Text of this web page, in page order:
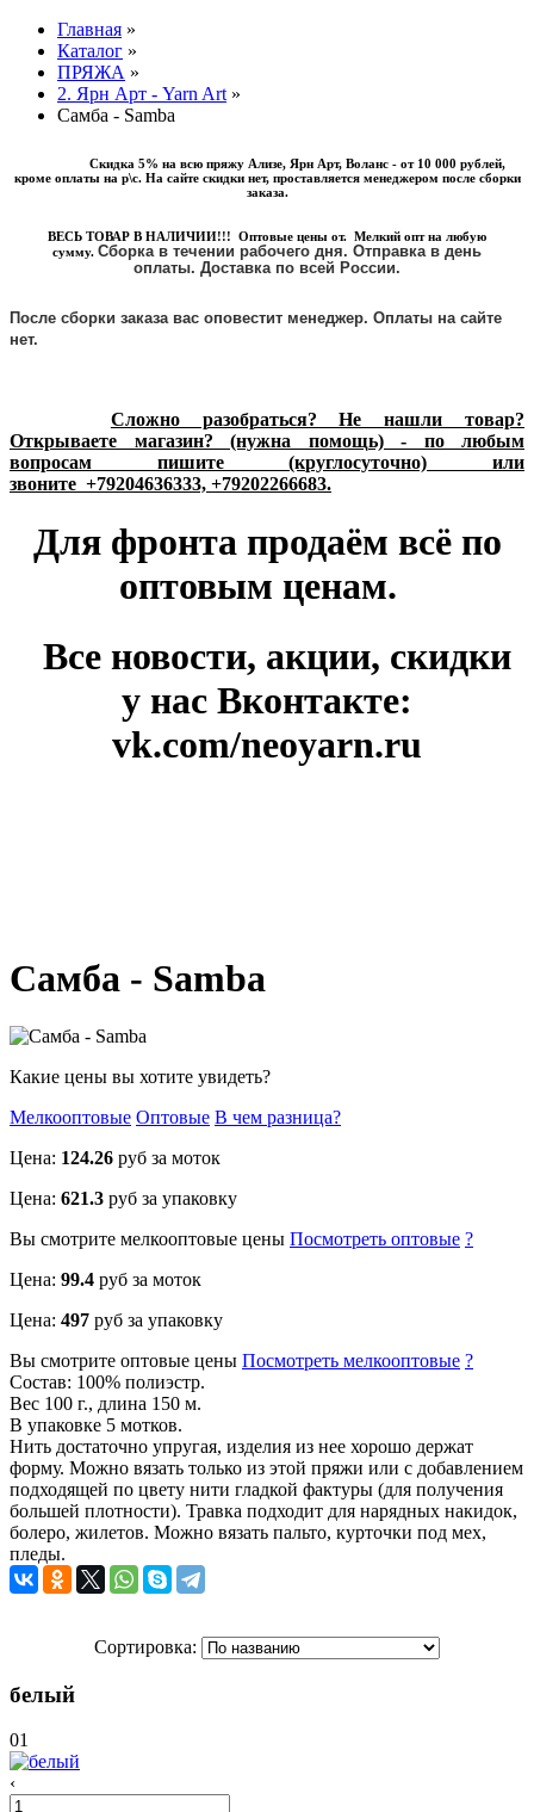
Главная »
Каталог »
ПРЯЖА »
2. Ярн Арт - Yarn Art »
Самба - Samba
Скидка 5% на всю пряжу Ализе, Ярн Арт, Воланс - от 10 000 рублей,
кроме оплаты на р\с. На сайте скидки нет, проставляется менеджером после сборки
заказа.
ВЕСЬ ТОВАР В НАЛИЧИИ!!! Оптовые цены от. Мелкий опт на любую
сумму. Сборка в течении рабочего дня. Отправка в день
оплаты. Доставка по всей России.
После сборки заказа вас оповестит менеджер. Оплаты на сайте
нет.
Сложно разобраться? Не нашли товар?
Открываете магазин? (нужна помощь) - по любым
вопросам пишите (круглосуточно) или
звоните +79204636333, +79202266683.
Для фронта продаём всё по
оптовым ценам.
Все новости, акции, скидки
у нас Вконтакте:
vk.com/neoyarn.ru
Самба - Samba
Какие цены вы хотите увидеть?
Мелкооптовые Оптовые В чем разница?
Цена: 124.26 руб за моток
Цена: 621.3 руб за упаковку
Вы смотрите мелкооптовые цены Посмотреть оптовые ?
Цена: 99.4 руб за моток
Цена: 497 руб за упаковку
Вы смотрите оптовые цены Посмотреть мелкооптовые ?
Состав: 100% полиэстр.
Вес 100 г., длина 150 м.
В упаковке 5 мотков.
Нить достаточно упругая, изделия из нее хорошо держат
форму. Можно вязать только из этой пряжи или с добавлением
подходящей по цвету нити гладкой фактуры (для получения
большей плотности). Травка подходит для нарядных накидок,
болеро, жилетов. Можно вязать пальто, курточки под мех,
пледы.
Сортировка:
белый
01
‹